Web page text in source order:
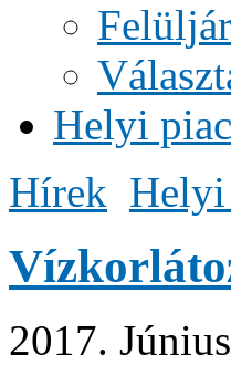
Helyi piac
Hírek
2017.